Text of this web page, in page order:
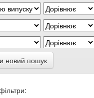
новий пошук